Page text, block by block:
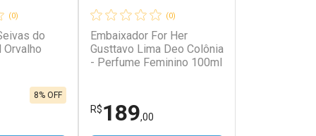
(0)
do
Orvalho
8% OFF
(0)
Embaixador For Her
Gusttavo Lima Deo Colônia
- Perfume Feminino 100ml
R$189,00